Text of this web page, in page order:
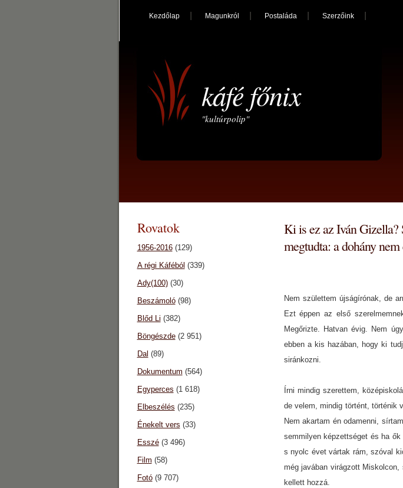
Kezdőlap Magunkról Postaláda Szerzőink
káfé főnix
"kultúrpolip"
Ki is ez az Iván Gizella?
megtudta: a dohány
Nem születtem újságírónak, de
Ezt éppen az első
Megőrizte. Hatvan évig. Nem
ebben a kis hazában, hogy ki
siránkozni.
Írni mindig szerettem,
de velem, mindig történt, történik
Nem akartam én odamenni,
semmilyen képzettséget és ha
s nyolc évet vártak rám, szóval
még javában virágzott
kellett hozzá.
Rovatok
1956-2016(129)
A régi Káféból (339)
Ady(100)(30)
Beszámoló(98)
Blőd Li (382)
Böngészde(2 951)
Dal (89)
Dokumentum (564)
Egyperces (1 618)
Elbeszélés (235)
Énekelt vers (33)
Esszé(3 496)
Film (58)
Fotó(9 707)